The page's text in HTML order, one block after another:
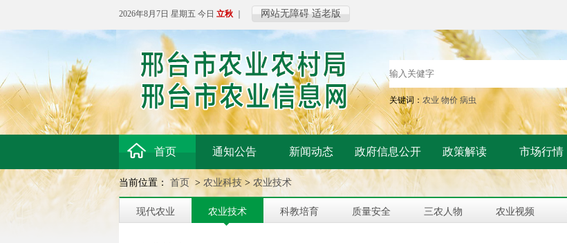
2026年8月7日 星期五 今日 立秋 网站无障碍 适老版
关键词： 农业 物价 病虫
首页 通知公告 新闻动态 政府信息公开 政策解读 市场行情
当前位置： 首页 > 农业科技 > 农业技术
现代农业 农业技术 科教培育 质量安全 三农人物 农业视频